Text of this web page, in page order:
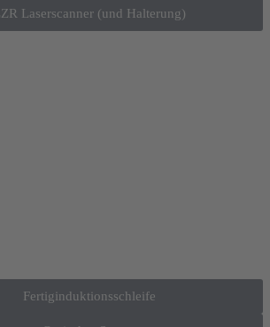
Laserscanner (und Halterung)
Fertiginduktionsschleife